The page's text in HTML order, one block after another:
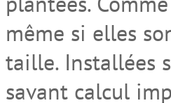
même si elles
taille. Installées
savant calcul